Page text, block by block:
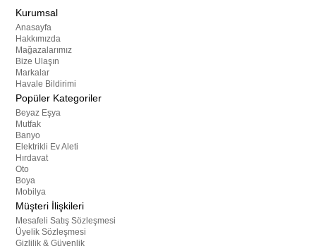
Kurumsal
Anasayfa
Hakkımızda
Mağazalarımız
Bize Ulaşın
Markalar
Havale Bildirimi
Popüler Kategoriler
Beyaz Eşya
Mutfak
Banyo
Elektrikli Ev Aleti
Hırdavat
Oto
Boya
Mobilya
Müşteri İlişkileri
Mesafeli Satış Sözleşmesi
Üyelik Sözleşmesi
Gizlilik & Güvenlik